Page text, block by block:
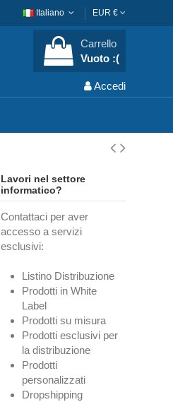
Italiano EUR €
Carrello
Vuoto :(
Accedi
Lavori nel settore
informatico?
Contattaci per aver
accesso a servizi
esclusivi:
Listino Distribuzione
Prodotti in White
Label
Prodotti su misura
Prodotti esclusivi per
la distribuzione
Prodotti
personalizzati
Dropshipping